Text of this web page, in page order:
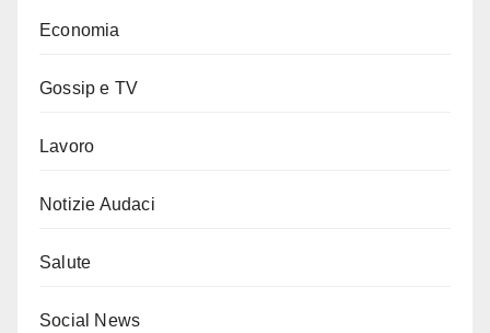
Economia
Gossip e TV
Lavoro
Notizie Audaci
Salute
Social News